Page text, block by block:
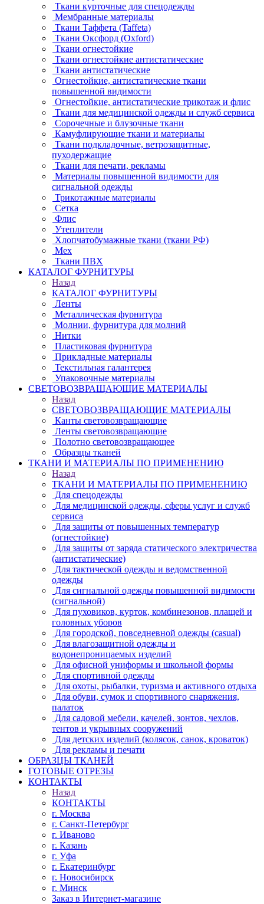
Ткани курточные для спецодежды
Мембранные материалы
Ткани Таффета (Taffeta)
Ткани Оксфорд (Oxford)
Ткани огнестойкие
Ткани огнестойкие антистатические
Ткани антистатические
Огнестойкие, антистатические ткани
повышенной видимости
Огнестойкие, антистатические трикотаж и флис
Ткани для медицинской одежды и служб сервиса
Сорочечные и блузочные ткани
Камуфлирующие ткани и материалы
Ткани подкладочные, ветрозащитные,
пуходержащие
Ткани для печати, рекламы
Материалы повышенной видимости для
сигнальной одежды
Трикотажные материалы
Сетка
Флис
Утеплители
Хлопчатобумажные ткани (ткани РФ)
Мех
Ткани ПВХ
КАТАЛОГ ФУРНИТУРЫ
Назад
КАТАЛОГ ФУРНИТУРЫ
Ленты
Металлическая фурнитура
Молнии, фурнитура для молний
Нитки
Пластиковая фурнитура
Прикладные материалы
Текстильная галантерея
Упаковочные материалы
СВЕТОВОЗВРАЩАЮЩИЕ МАТЕРИАЛЫ
Назад
СВЕТОВОЗВРАЩАЮЩИЕ МАТЕРИАЛЫ
Канты световозвращающие
Ленты световозвращающие
Полотно световозвращающее
Образцы тканей
ТКАНИ И МАТЕРИАЛЫ ПО ПРИМЕНЕНИЮ
Назад
ТКАНИ И МАТЕРИАЛЫ ПО ПРИМЕНЕНИЮ
Для спецодежды
Для медицинской одежды, сферы услуг и служб
сервиса
Для защиты от повышенных температур
(огнестойкие)
Для защиты от заряда статического электричества
(антистатические)
Для тактической одежды и ведомственной
одежды
Для сигнальной одежды повышенной видимости
(сигнальной)
Для пуховиков, курток, комбинезонов, плащей и
головных уборов
Для городской, повседневной одежды (casual)
Для влагозащитной одежды и
водонепроницаемых изделий
Для офисной униформы и школьной формы
Для спортивной одежды
Для охоты, рыбалки, туризма и активного отдыха
Для обуви, сумок и спортивного снаряжения,
палаток
Для садовой мебели, качелей, зонтов, чехлов,
тентов и укрывных сооружений
Для детских изделий (колясок, санок, кроваток)
Для рекламы и печати
ОБРАЗЦЫ ТКАНЕЙ
ГОТОВЫЕ ОТРЕЗЫ
КОНТАКТЫ
Назад
КОНТАКТЫ
г. Москва
г. Санкт-Петербург
г. Иваново
г. Казань
г. Уфа
г. Екатеринбург
г. Новосибирск
г. Минск
Заказ в Интернет-магазине